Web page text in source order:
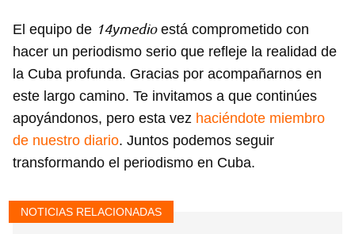
INICIAR SESIÓN CANCELAR
El equipo de 14ymedioestá comprometido con
hacer un periodismo serio que refleje la realidad de
la Cuba profunda. Gracias por acompañarnos en
este largo camino. Te invitamos a que continúes
apoyándonos, pero esta vez haciéndote miembro
de nuestro diario. Juntos podemos seguir
transformando el periodismo en Cuba.
NOTICIAS RELACIONADAS